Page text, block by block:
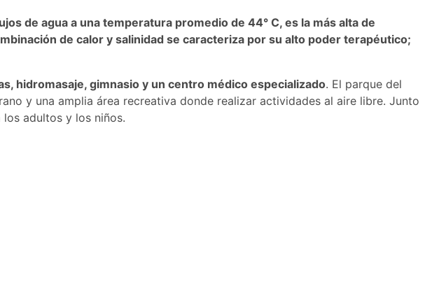
de agua a una temperatura promedio de 44° C, es la más alta de
de calor y salinidad se caracteriza por su alto poder terapéutico;
hidromasaje, gimnasio y un centro médico especializado. El parque del
y una amplia área recreativa donde realizar actividades al aire libre. Junto
los adultos y los niños.